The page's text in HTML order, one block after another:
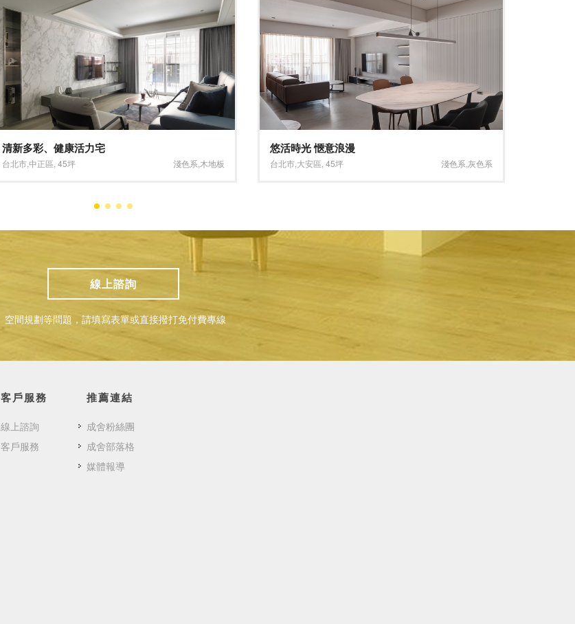
悠活時光 愜意浪漫
台北市大安區 45坪 淺色系 灰色系
共享童心 寬敞自在
桃園市 中壢區 60坪 大坪數 淺色系
線上諮詢
空間規劃等問題，請填寫表單或直接撥打免付費專線
客戶服務
線上諮詢
客戶服務
推薦連結
成舍粉絲團
成舍部落格
媒體報導